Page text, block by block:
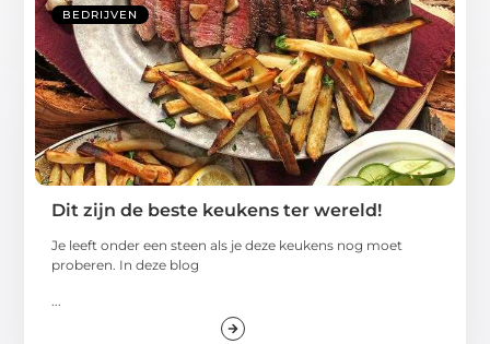
BEDRIJVEN
Dit zijn de beste keukens ter wereld!
Je leeft onder een steen als je deze keukens nog moet
proberen. In deze blog